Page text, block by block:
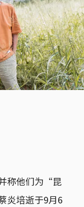
称他们为“昆
培逝于9月6